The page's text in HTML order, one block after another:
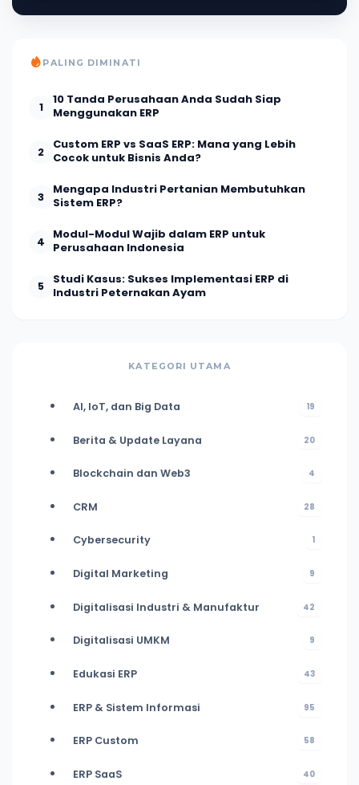
PALING DIMINATI
1
10 Tanda Perusahaan Anda Sudah Siap
Menggunakan ERP
2
Custom ERP vs SaaS ERP: Mana yang Lebih
Cocok untuk Bisnis Anda?
3
Mengapa Industri Pertanian Membutuhkan
Sistem ERP?
4
Modul-Modul Wajib dalam ERP untuk
Perusahaan Indonesia
5
Studi Kasus: Sukses Implementasi ERP di
Industri Peternakan Ayam
KATEGORI UTAMA
AI, IoT, dan Big Data 19
Berita & Update Layana 20
Blockchain dan Web3 4
CRM 28
Cybersecurity 1
Digital Marketing 9
Digitalisasi Industri & Manufaktur 42
Digitalisasi UMKM 9
Edukasi ERP 43
ERP & Sistem Informasi 95
ERP Custom 58
ERP SaaS 40